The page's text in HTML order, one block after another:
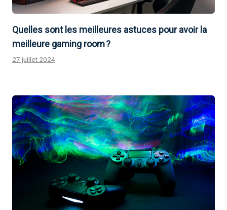
Quelles sont les meilleures astuces pour avoir la
meilleure gaming room ?
27 juillet 2024